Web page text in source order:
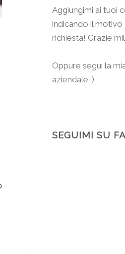
Aggiungimi ai tuoi
indicando il motivo
richiesta! Grazie
Oppure segui la
aziendale :)
SEGUIMI SU